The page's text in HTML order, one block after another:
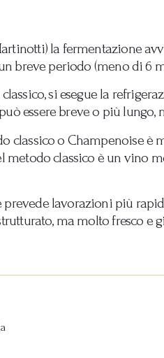
la fermentazione
breve periodo (meno di 6
si esegue la
essere breve o più
classico o Champenoise
metodo classico è un vino
lavorazioni più
ma molto fresco e